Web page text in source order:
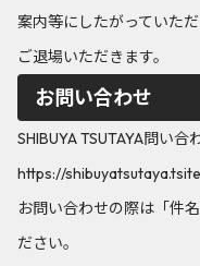
案内等にしたがっていた
ご退場いただきます。
お問い合わせ
SHIBUYA TSUTAYA問い合
https://
お問い合わせの際は「件
ださい。